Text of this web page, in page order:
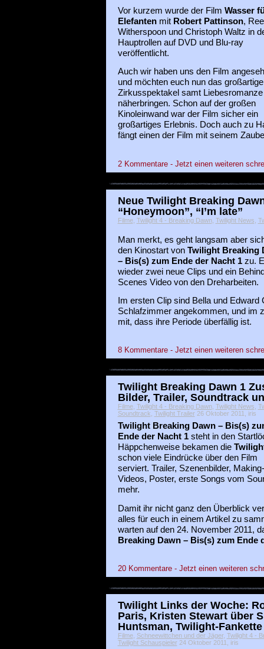
Vor kurzem wurde der Film Wasser
Elefantenmit Robert Pattinson,
Witherspoon und Christoph Waltz in
Hauptrollen auf DVD und Blu-ray
veröffentlicht.
Auch wir haben uns den Film
und möchten euch nun das großartige
Zirkusspektakel samt Liebesromanze
näherbringen. Schon auf der großen
Kinoleinwand war der Film sicher ein
großartiges Erlebnis. Doch auch zu
fängt einen der Film mit seinem
2 Kommentare - Jetzt einen weiteren
Neue Twilight Breaking
“Honeymoon”, “I’m late”
Filme, Twilight 4 - Breaking Dawn, Twilight News
Man merkt, es geht langsam aber
den Kinostart von Twilight Breaking
– Bis(s) zum Ende der Nacht 1zu.
wieder zwei neue Clips und ein
Scenes Video von den Dreharbeiten.
Im ersten Clip sind Bella und
Schlafzimmer angekommen, und im
mit, dass ihre Periode überfällig ist.
8 Kommentare - Jetzt einen weiteren
Twilight Breaking Dawn 1
Bilder, Trailer, Soundtrack
Filme, Twilight 4 - Breaking Dawn, Twilight News
Soundtrack Twilight Trailer26 Oktober 2011, iris
Twilight Breaking Dawn – Bis(s)
Ende der Nacht 1steht in den
Häppchenweise bekamen die
schon viele Eindrücke über den Film
serviert. Trailer, Szenenbilder,
Videos, Poster, erste Songs vom
mehr.
Damit ihr nicht ganz den Überblick
alles für euch in einem Artikel zu
warten auf den 24. November 2011,
Breaking Dawn – Bis(s) zum Ende
20 Kommentare - Jetzt einen weiteren
Twilight Links der Woche:
Paris, Kristen Stewart über
Huntsman, Twilight-
Filme, Schneewittchen und der Jäger, Twilight 4 -
Twilight Schauspieler24 Oktober 2011, iris